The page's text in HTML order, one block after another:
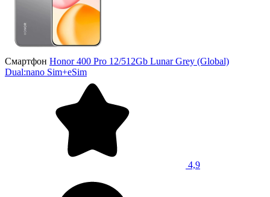
Смартфон Honor 400 Pro 12/512Gb Lunar Grey (Global)
Dual:nano Sim+eSim
4,9